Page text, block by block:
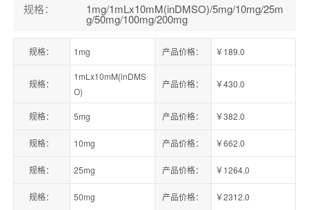
规格： 1mg/1mLx10mM(inDMSO)/5mg/10mg/25m
g/50mg/100mg/200mg
规格： 1mg 产品价格： ￥189.0
规格：
1mLx10mM(inDMS
O)
产品价格： ￥430.0
规格： 5mg 产品价格： ￥382.0
规格： 10mg 产品价格： ￥662.0
规格： 25mg 产品价格： ￥1264.0
规格： 50mg 产品价格： ￥2312.0